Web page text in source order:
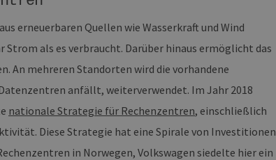
erneuerbaren Quellen wie Wasserkraft und Wind
als es verbraucht. Darüber hinaus ermöglicht das
An mehreren Standorten wird die vorhandene
anfällt, weiterverwendet. Im Jahr 2018
nationale Strategie für Rechenzentren, einschließlich
Diese Strategie hat eine Spirale von Investitionen
in Norwegen, Volkswagen siedelte hier ein